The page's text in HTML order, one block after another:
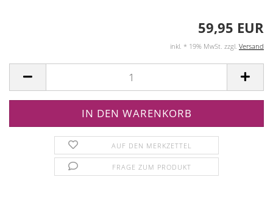
59,95 EUR
inkl. * 19% MwSt. zzgl. Versand
AUF DEN MERKZETTEL
FRAGE ZUM PRODUKT